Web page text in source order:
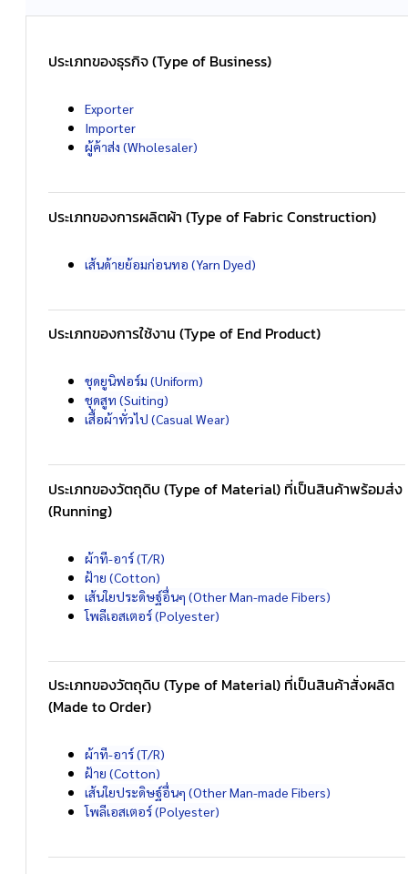
ประเภทของธุรกิจ (Type of Business)
Exporter
Importer
ผู้ค้าส่ง (Wholesaler)
ประเภทของการผลิตผ้า (Type of Fabric Construction)
เส้นด้ายย้อมก่อนทอ (Yarn Dyed)
ประเภทของการใช้งาน (Type of End Product)
ชุดยูนิฟอร์ม (Uniform)
ชุดสูท (Suiting)
เสื้อผ้าทั่วไป (Casual Wear)
ประเภทของวัตถุดิบ (Type of Material) ที่เป็นสินค้าพร้อมส่ง
(Running)
ผ้าที-อาร์ (T/R)
ฝ้าย (Cotton)
เส้นใยประดิษฐ์อื่นๆ (Other Man-made Fibers)
โพลีเอสเตอร์ (Polyester)
ประเภทของวัตถุดิบ (Type of Material) ที่เป็นสินค้าสั่งผลิต
(Made to Order)
ผ้าที-อาร์ (T/R)
ฝ้าย (Cotton)
เส้นใยประดิษฐ์อื่นๆ (Other Man-made Fibers)
โพลีเอสเตอร์ (Polyester)